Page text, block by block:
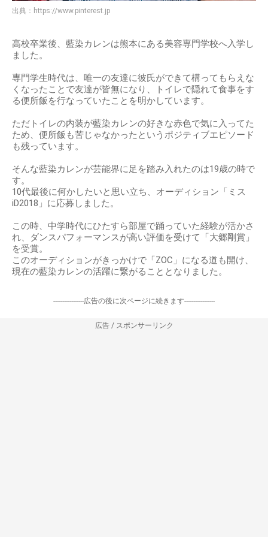
出典： https://www.pinterest.jp
高校卒業後、藍染カレンは熊本にある美容専門学校へ入学し
ました。
専門学生時代は、唯一の友達に彼氏ができて構ってもらえな
くなったことで友達が皆無になり、トイレで隠れて食事をす
る便所飯を行なっていたことを明かしています。
ただトイレの内装が藍染カレンの好きな赤色で気に入ってた
ため、便所飯も苦じゃなかったというポジティブエピソード
も残っています。
そんな藍染カレンが芸能界に足を踏み入れたのは19歳の時で
す。
10代最後に何かしたいと思い立ち、オーディション「ミス
iD2018」に応募しました。
この時、中学時代にひたすら部屋で踊っていた経験が活かさ
れ、ダンスパフォーマンスが高い評価を受けて「大郷剛賞」
を受賞。
このオーディションがきっかけで「ZOC」になる道も開け、
現在の藍染カレンの活躍に繋がることとなりました。
-----------------広告の後に次ページに続きます-----------------
広告 / スポンサーリンク